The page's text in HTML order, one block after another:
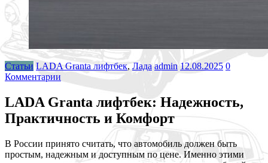
Статьи LADA Granta лифтбек,Лада admin 12.08.2025 0
Комментарии
LADA Granta лифтбек: Надежность,
Практичность и Комфорт
В России принято считать, что автомобиль должен быть
простым, надежным и доступным по цене. Именно этими